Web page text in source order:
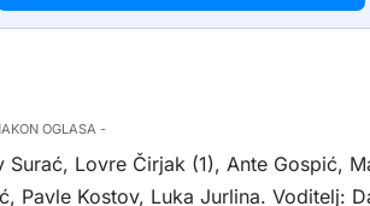
OGLASA -
Surać, Lovre Čirjak (1), Ante Gospić,
Pavle Kostov, Luka Jurlina. Voditelj: